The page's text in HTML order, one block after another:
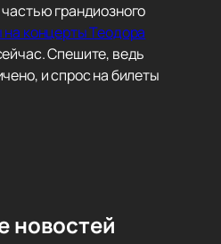
грандиозного
на концерты Теодора
Спешите, ведь
и спрос на билеты
новостей